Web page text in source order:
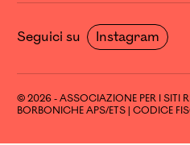
Seguici su Instagram
© 2026 - ASSOCIAZIONE PER I SITI
BORBONICHE APS/ETS | CODICE